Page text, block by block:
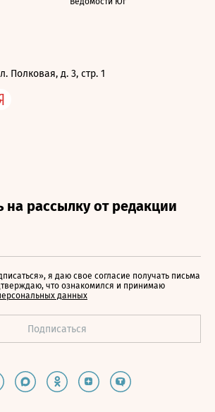
Полковая, д. 3, стр. 1
я даю свое согласие получать письма
что ознакомился и принимаю
данных